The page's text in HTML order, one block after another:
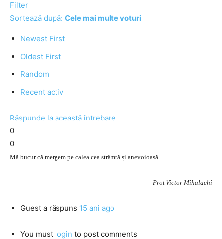
Filter
Sortează după: Cele mai multe voturi
Newest First
Oldest First
Random
Recent activ
Răspunde la această întrebare
0
0
Mă bucur că mergem pe calea cea strâmtă și anevoioasă.
Prot Victor Mihalachi
Guest a răspuns 15 ani ago
You must login to post comments